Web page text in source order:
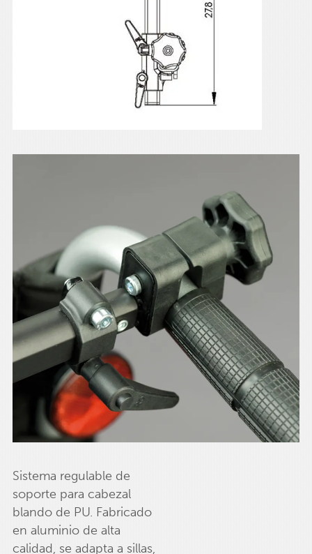
Sistema regulable de
soporte para cabezal
blando de PU. Fabricado
en aluminio de alta
calidad, se adapta a sillas,